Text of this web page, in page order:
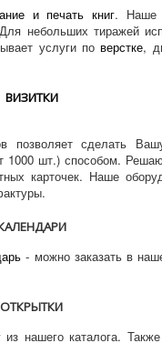
и печать книг. Наше
небольших тиражей
услуги поверстке,
ВИЗИТКИ
сделать
шт.) способом.
карточек. Наше
- можно заказать в
ОТКРЫТКИ
из нашего каталога.